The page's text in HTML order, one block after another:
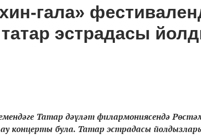
гала»
эстрадасы
Татар дәүләт филармониясендә
концерты була. Татар эстрадасы